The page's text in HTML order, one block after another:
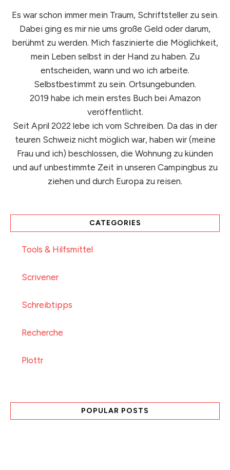
Es war schon immer mein Traum, Schriftsteller zu sein.
Dabei ging es mir nie ums große Geld oder darum,
berühmt zu werden. Mich faszinierte die Möglichkeit,
mein Leben selbst in der Hand zu haben. Zu
entscheiden, wann und wo ich arbeite.
Selbstbestimmt zu sein. Ortsungebunden.
2019 habe ich mein erstes Buch bei Amazon
veröffentlicht.
Seit April 2022 lebe ich vom Schreiben. Da das in der
teuren Schweiz nicht möglich war, haben wir (meine
Frau und ich) beschlossen, die Wohnung zu künden
und auf unbestimmte Zeit in unseren Campingbus zu
ziehen und durch Europa zu reisen.
CATEGORIES
Tools & Hilfsmittel
Scrivener
Schreibtipps
Recherche
Plottr
POPULAR POSTS